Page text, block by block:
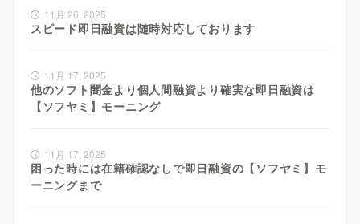
11月 26, 2025
スピード即日融資は随時対応しております
11月 17, 2025
他のソフト闇金より個人間融資より確実な即日融資は
【ソフヤミ】モーニング
11月 17, 2025
困った時には在籍確認なしで即日融資の【ソフヤミ】モ
ーニングまで